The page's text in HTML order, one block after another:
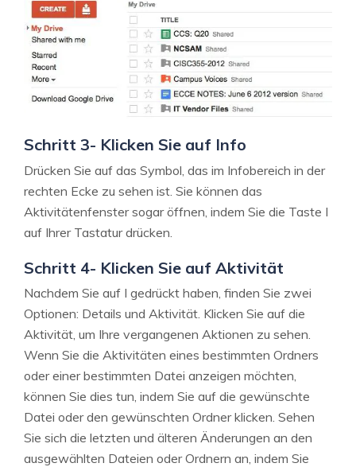
Schritt 3- Klicken Sie auf Info
Drücken Sie auf das Symbol, das im Infobereich in der
rechten Ecke zu sehen ist. Sie können das
Aktivitätenfenster sogar öffnen, indem Sie die Taste I
auf Ihrer Tastatur drücken.
Schritt 4- Klicken Sie auf Aktivität
Nachdem Sie auf I gedrückt haben, finden Sie zwei
Optionen: Details und Aktivität. Klicken Sie auf die
Aktivität, um Ihre vergangenen Aktionen zu sehen.
Wenn Sie die Aktivitäten eines bestimmten Ordners
oder einer bestimmten Datei anzeigen möchten,
können Sie dies tun, indem Sie auf die gewünschte
Datei oder den gewünschten Ordner klicken. Sehen
Sie sich die letzten und älteren Änderungen an den
ausgewählten Dateien oder Ordnern an, indem Sie